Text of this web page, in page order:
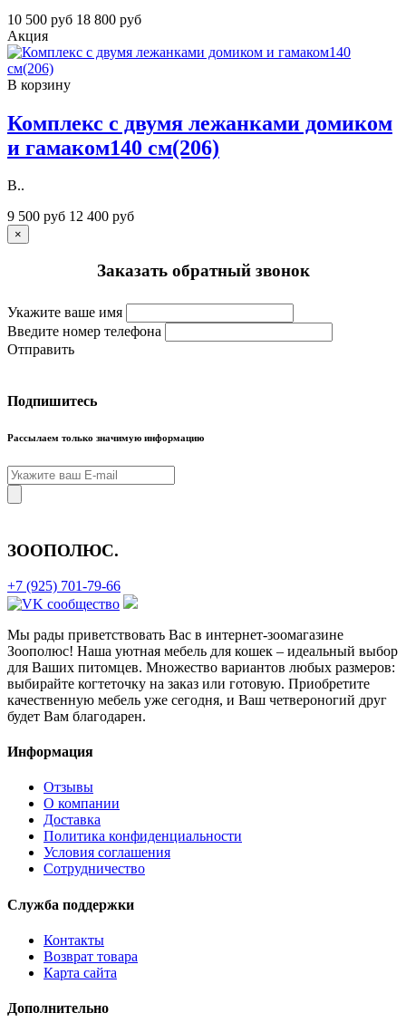
10 500 руб 18 800 руб
Акция
В корзину
Комплекс с двумя лежанками домиком
и гамаком140 см(206)
В..
9 500 руб 12 400 руб
×
Заказать обратный звонок
Укажите ваше имя
Введите номер телефона
Отправить
Подпишитесь
Рассылаем только значимую информацию
ЗООПОЛЮС.
+7 (925) 701-79-66
Мы рады приветствовать Вас в интернет-зоомагазине
Зоополюс! Наша уютная мебель для кошек – идеальный выбор
для Ваших питомцев. Множество вариантов любых размеров:
выбирайте когтеточку на заказ или готовую. Приобретите
качественную мебель уже сегодня, и Ваш четвероногий друг
будет Вам благодарен.
Информация
Отзывы
О компании
Доставка
Политика конфиденциальности
Условия соглашения
Сотрудничество
Служба поддержки
Контакты
Возврат товара
Карта сайта
Дополнительно